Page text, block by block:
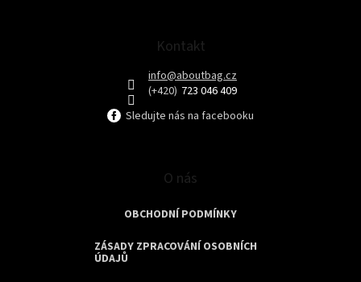
Kontakt
info@aboutbag.cz
723 046 409
Sledujte nás na facebooku
O nás
OBCHODNÍ PODMÍNKY
ZÁSADY ZPRACOVÁNÍ OSOBNÍCH
ÚDAJŮ